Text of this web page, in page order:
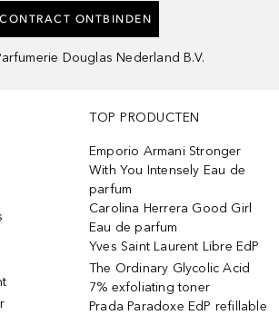
CONTRACT ONTBINDEN
Douglas Nederland B.V.
TOP PRODUCTEN
Emporio Armani Stronger
With You Intensely Eau de
parfum
Carolina Herrera Good Girl
Eau de parfum
Yves Saint Laurent Libre EdP
The Ordinary Glycolic Acid
7% exfoliating toner
Prada Paradoxe EdP refillable